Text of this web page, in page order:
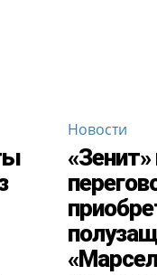
Новости